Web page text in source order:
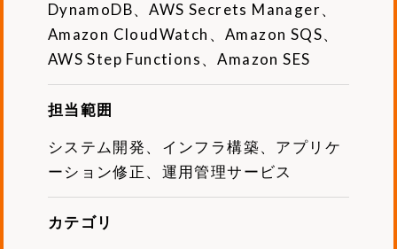
DynamoDB、AWS Secrets Manager、
Amazon CloudWatch、Amazon SQS、
AWS Step Functions、Amazon SES
担当範囲
システム開発、インフラ構築、アプリケ
ーション修正、運用管理サービス
カテゴリ